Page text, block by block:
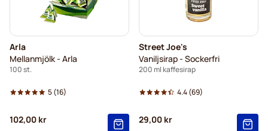
Arla
Mellanmjölk - Arla
100 st.
5(16)
102,00 kr
Street Joe's
Vaniljsirap - Sockerfri
200 ml kaffesirap
4.4(69)
29,00 kr